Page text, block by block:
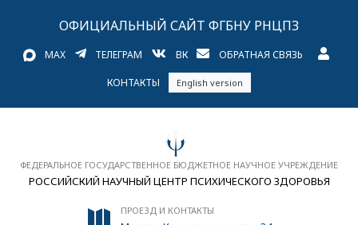
ОФИЦИАЛЬНЫЙ САЙТ ФГБНУ РНЦПЗ
MAX ТЕЛЕГРАМ ВК ОБРАТНАЯ СВЯЗЬ
КОНТАКТЫ English version
ФЕДЕРАЛЬНОЕ ГОСУДАРСТВЕННОЕ БЮДЖЕТНОЕ НАУЧНОЕ УЧРЕЖДЕНИЕ
РОССИЙСКИЙ НАУЧНЫЙ ЦЕНТР ПСИХИЧЕСКОГО ЗДОРОВЬЯ
ПРОЕЗД И КОНТАКТЫ